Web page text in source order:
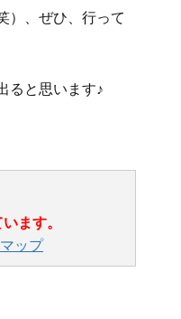
）、ぜひ、行って
ると思います♪
ます。
ップ